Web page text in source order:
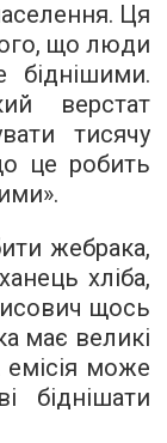
Ця
що люди
біднішими.
верстат
тисячу
це робить
жебрака,
хліба,
щось
має великі
емісія може
біднішати